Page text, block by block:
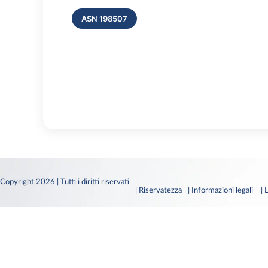
ASN 198507
Copyright 2026 | Tutti i diritti riservati
| Riservatezza
| Informazioni legali |